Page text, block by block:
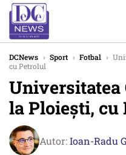
DCNews › Sport › Fotbal ›
cu Petrolul
la Ploiești, cu
Autor:Ioan-Radu